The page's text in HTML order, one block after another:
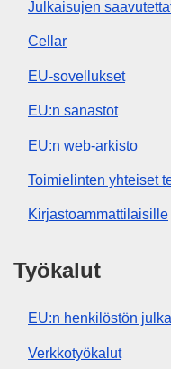
Julkaisujen
Cellar
EU-sovellukset
EU:n sanastot
EU:n web-arkisto
Toimielinten yhteiset
Kirjastoammattilaisille
Työkalut
EU:n henkilöstön
Verkkotyökalut